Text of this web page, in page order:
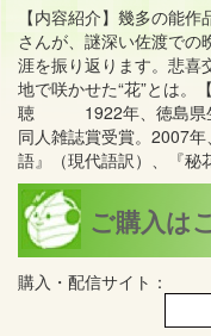
【内容紹介】 幾多の能
さんが、謎深い佐渡での
涯を振り返ります。悲喜
地で咲かせた“花”とは
聴 1922年、徳島県生
同人雑誌賞受賞。2007
語』（現代語訳）、『秘
ご購入は
購入・配信サイト：